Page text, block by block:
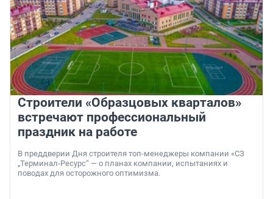
Строители «Образцовых кварталов»
встречают профессиональный
праздник на работе
В преддверии Дня строителя топ-менеджеры компании «СЗ
„Терминал-Ресурс“ — о планах компании, испытаниях и
поводах для осторожного оптимизма.